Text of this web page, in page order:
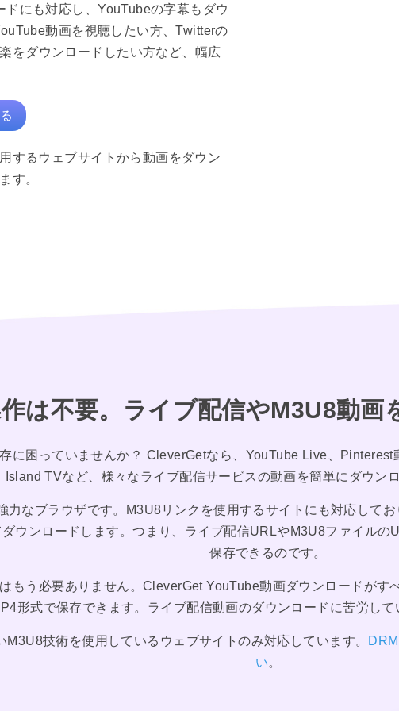
にも対応し、YouTubeの字幕もダウ
動画を視聴したい方、Twitterの
をダウンロードしたい方など、幅広
するウェブサイトから動画をダウン
す。
は不要。ライブ配信やM3U8動画
に困っていませんか？ CleverGetなら、YouTube Live、
Island TVなど、様々なライブ配信サービスの動画を簡単にダウン
力なブラウザです。M3U8リンクを使用するサイトにも対応して
ウンロードします。つまり、ライブ配信URLやM3U8ファイル
保存できるのです。
もう必要ありません。CleverGet YouTube動画ダウンロードが
形式で保存できます。ライブ配信動画のダウンロードに苦労し
技術を使用しているウェブサイトのみ対応しています。
い。